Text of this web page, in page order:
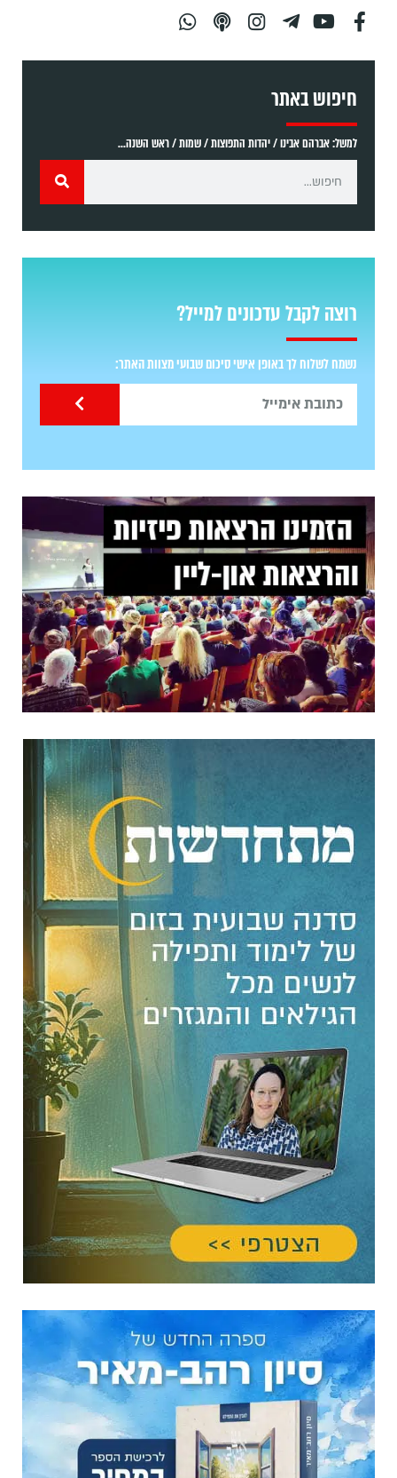
חיפוש באתר
למשל: אברהם אבינו / יהדות התפוצות / שמות / ראש השנה...
רוצה לקבל עדכונים למייל?
נשמח לשלוח לך באופן אישי סיכום שבועי מצוות האתר: